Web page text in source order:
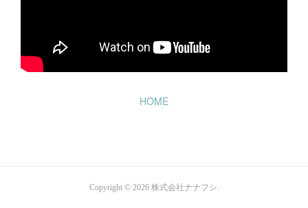
HOME
Copyright © 2026 株式会社ナナフシ.